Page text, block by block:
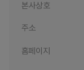
본사상호
주소
홈페이지